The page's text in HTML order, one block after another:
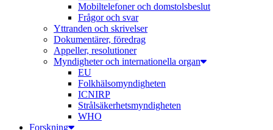
Mobiltelefoner och domstolsbeslut
Frågor och svar
Yttranden och skrivelser
Dokumentärer, föredrag
Appeller, resolutioner
Myndigheter och internationella organ
EU
Folkhälsomyndigheten
ICNIRP
Strålsäkerhetsmyndigheten
WHO
Forskning